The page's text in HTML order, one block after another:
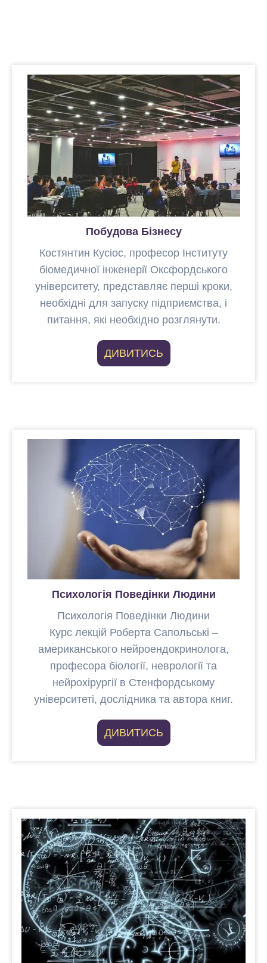
Побудова Бізнесу
Костянтин Кусіос, професор Інституту
біомедичної інженерії Оксфордського
університету, представляє перші кроки,
необхідні для запуску підприємства, і
питання, які необхідно розглянути.
ДИВИТИСЬ
Психологія Поведінки Людини
Психологія Поведінки Людини
Курс лекцій Роберта Сапольські –
американського нейроендокринолога,
професора біології, неврології та
нейрохірургії в Стенфордському
університеті, дослідника та автора книг.
ДИВИТИСЬ